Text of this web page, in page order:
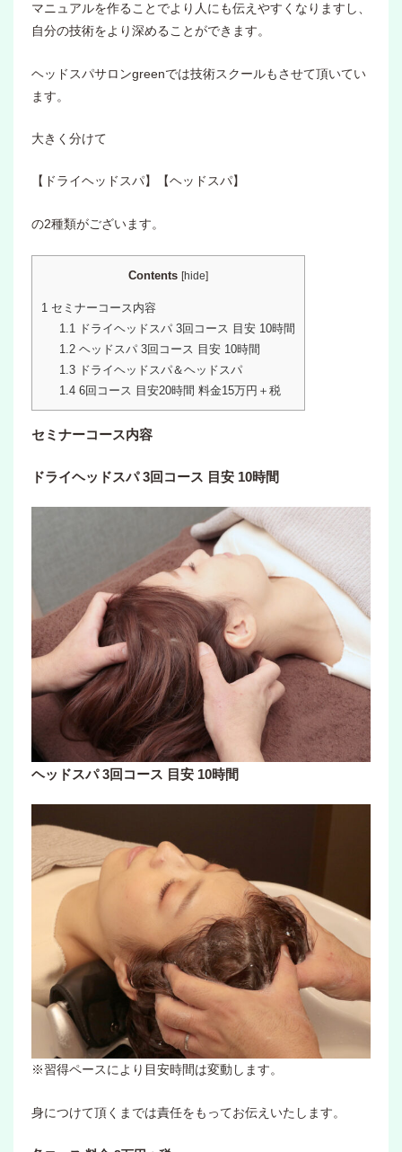
マニュアルを作ることでより人にも伝えやすくなりますし、
自分の技術をより深めることができます。
ヘッドスパサロンgreenでは技術スクールもさせて頂いてい
ます。
大きく分けて
【ドライヘッドスパ】【ヘッドスパ】
の2種類がございます。
Contents [hide]
1 セミナーコース内容
1.1ドライヘッドスパ 3回コース 目安 10時間
1.2ヘッドスパ 3回コース 目安 10時間
1.3ドライヘッドスパ＆ヘッドスパ
1.46回コース 目安20時間 料金15万円＋税
セミナーコース内容
ドライヘッドスパ 3回コース 目安 10時間
ヘッドスパ 3回コース 目安 10時間
※習得ペースにより目安時間は変動します。
身につけて頂くまでは責任をもってお伝えいたします。